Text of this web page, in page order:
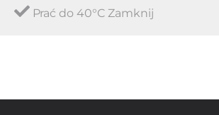
Prać do 40°C Zamknij